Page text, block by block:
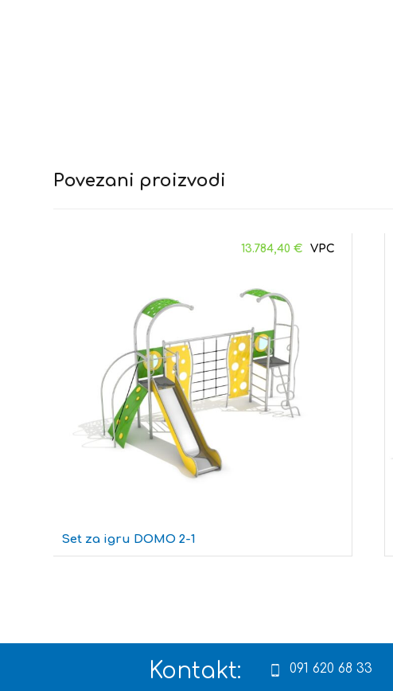
Povezani proizvodi
Set za igru DOMO 2-1
13.784,40€
Kontakt: 091 620 68 33